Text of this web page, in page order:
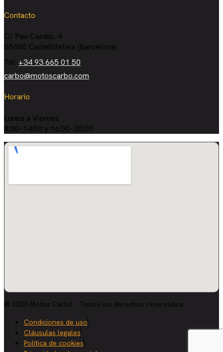
Contacto
C/ Pau Casals, 4
08860 Castelldefels (Barcelona)
Tel: +34 93 665 01 50
carbo@motoscarbo.com
Horario
Lunes a Viernes
8:00–14:00 y 16:00–20:00
© 2026 Motos Carbó · Todos los derechos reservados
Condiciones de uso
Cláusulas legales
Política de cookies